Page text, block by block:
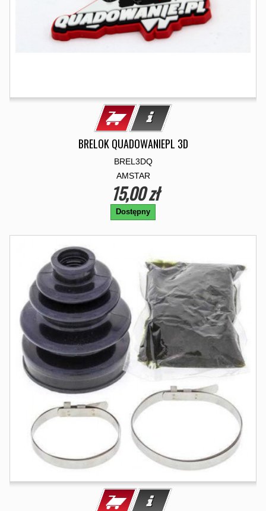
BRELOK QUADOWANIEPL 3D
BREL3DQ
AMSTAR
15,00 zł
Dostępny